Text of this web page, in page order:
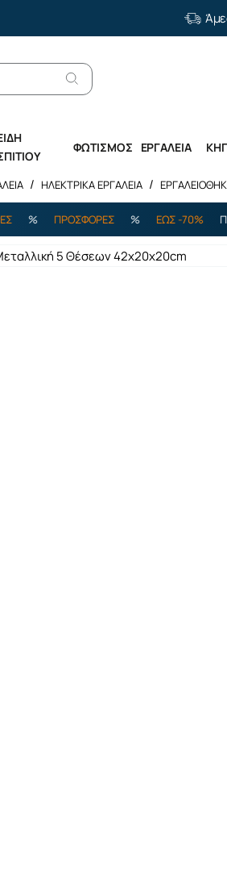
ΦΩΤΙΣΜΟΣ ΕΡΓΑΛΕΙΑ
ΗΛΕΚΤΡΙΚΑ ΕΡΓΑΛΕΙΑ
ΠΡΟΣΦΟΡΕΣ % ΕΩΣ -70%